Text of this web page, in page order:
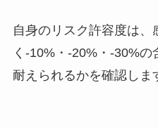
自身のリスク許容度は、
く-10%・-20%・-30%
耐えられるかを確認しま